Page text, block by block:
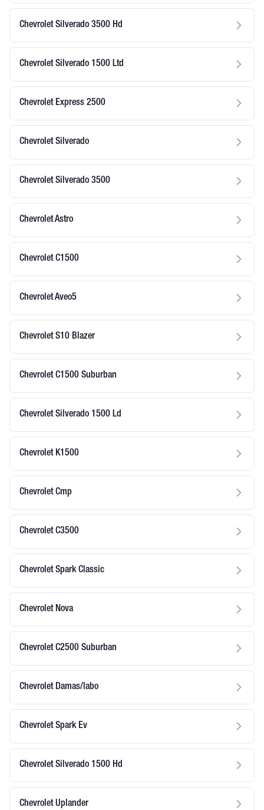
Chevrolet Silverado 3500 Hd
Chevrolet Silverado 1500 Ltd
Chevrolet Express 2500
Chevrolet Silverado
Chevrolet Silverado 3500
Chevrolet Astro
Chevrolet C1500
Chevrolet Aveo5
Chevrolet S10 Blazer
Chevrolet C1500 Suburban
Chevrolet Silverado 1500 Ld
Chevrolet K1500
Chevrolet Cmp
Chevrolet C3500
Chevrolet Spark Classic
Chevrolet Nova
Chevrolet C2500 Suburban
Chevrolet Damas/labo
Chevrolet Spark Ev
Chevrolet Silverado 1500 Hd
Chevrolet Uplander